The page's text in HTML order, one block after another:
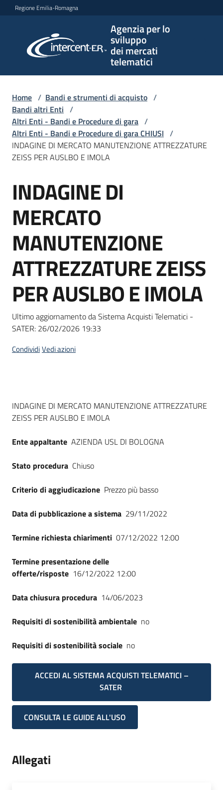
Vai al contenuto
Vai alla navigazione
Vai al footer
Regione Emilia-Romagna
Agenzia per lo
sviluppo
dei mercati
telematici
per lo
sviluppo
telematici
L'Agenzia
Bandi
di
Supporto
telematiche
site
su
Home / Bandi e strumenti di acquisto /
Bandi altri Enti /
Altri Enti - Bandi e Procedure di gara /
Altri Enti - Bandi e Procedure di gara CHIUSI /
INDAGINE DI MERCATO MANUTENZIONE ATTREZZATURE
ZEISS PER AUSLBO E IMOLA
Salta al contenuto
INDAGINE DI
MERCATO
MANUTENZIONE
ATTREZZATURE ZEISS
PER AUSLBO E IMOLA
Ultimo aggiornamento da Sistema Acquisti Telematici -
SATER: 26/02/2026 19:33
CondividiVedi azioni
Dati del bando
INDAGINE DI MERCATO MANUTENZIONE ATTREZZATURE
ZEISS PER AUSLBO E IMOLA
Ente appaltante AZIENDA USL DI BOLOGNA
Stato procedura Chiuso
Criterio di aggiudicazione Prezzo più basso
Data di pubblicazione a sistema 29/11/2022
Termine richiesta chiarimenti 07/12/2022 12:00
Termine presentazione delle
offerte/risposte 16/12/2022 12:00
Data chiusura procedura 14/06/2023
Requisiti di sostenibilità ambientale no
Requisiti di sostenibilità sociale no
ACCEDI AL SISTEMA ACQUISTI TELEMATICI –
SATER
CONSULTA LE GUIDE ALL'USO
Allegati